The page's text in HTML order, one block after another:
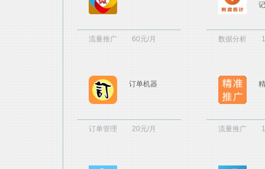
流量推广 60元/月 数据分析
订单机器
订单管理 20元/月 流量推广